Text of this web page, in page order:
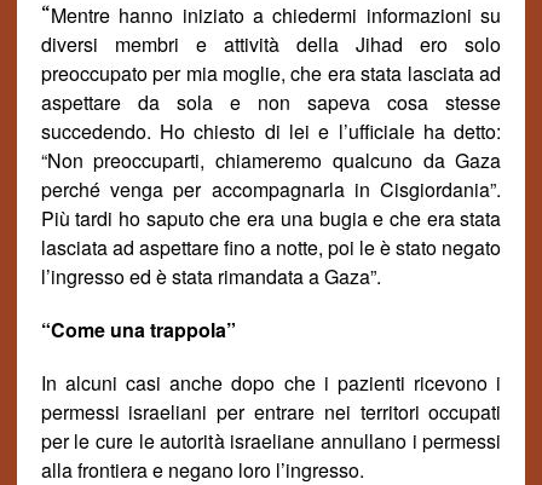
“Mentre hanno iniziato a chiedermi informazioni su
diversi membri e attivitàdella Jihad ero solo
preoccupato per mia moglie, che era stata lasciata ad
aspettare da sola e non sapeva cosa stesse
succedendo. Ho chiesto di lei e l’ufficiale ha detto:
“Non preoccuparti, chiameremo qualcuno da Gaza
perché venga per accompagnarla in Cisgiordania”.
Più tardi ho saputo che era una bugia e che era stata
lasciata ad aspettare fino a notte, poi le è stato negato
l’ingresso ed è stata rimandata a Gaza”.
“Come una trappola”
In alcuni casi anche dopo che i pazienti ricevono i
permessi israeliani per entrare nei territori occupati
per le cure le autorità israeliane annullano i permessi
alla frontiera e negano loro l’ingresso.